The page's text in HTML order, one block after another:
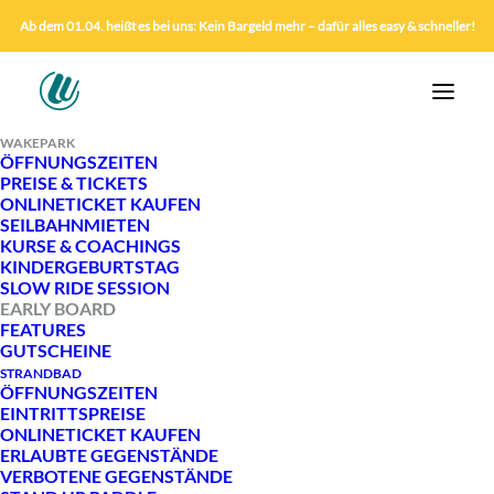
Ab dem 01.04. heißt es bei uns: Kein Bargeld mehr – dafür alles easy & schneller!
WAKEPARK
ÖFFNUNGSZEITEN
PREISE & TICKETS
ONLINETICKET KAUFEN
SEILBAHNMIETEN
KURSE & COACHINGS
KINDERGEBURTSTAG
SLOW RIDE SESSION
EARLY BOARD
FEATURES
GUTSCHEINE
STRANDBAD
ÖFFNUNGSZEITEN
EINTRITTSPREISE
ONLINETICKET KAUFEN
ERLAUBTE GEGENSTÄNDE
VERBOTENE GEGENSTÄNDE
EARLY BOARD